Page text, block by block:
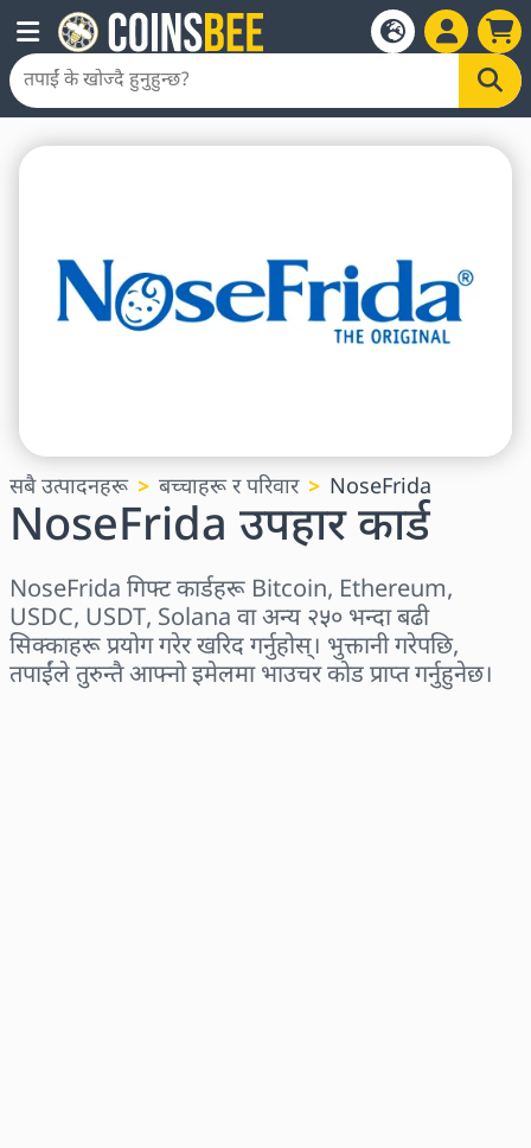
सबै उत्पादनहरू बच्चाहरू र परिवार NoseFrida
NoseFrida उपहार कार्ड
NoseFrida गिफ्ट कार्डहरू Bitcoin, Ethereum,
USDC, USDT, Solana वा अन्य २५० भन्दा बढी
सिक्काहरू प्रयोग गरेर खरिद गर्नुहोस्। भुक्तानी गरेपछि,
तपाईंले तुरुन्तै आफ्नो इमेलमा भाउचर कोड प्राप्त गर्नुहुनेछ।